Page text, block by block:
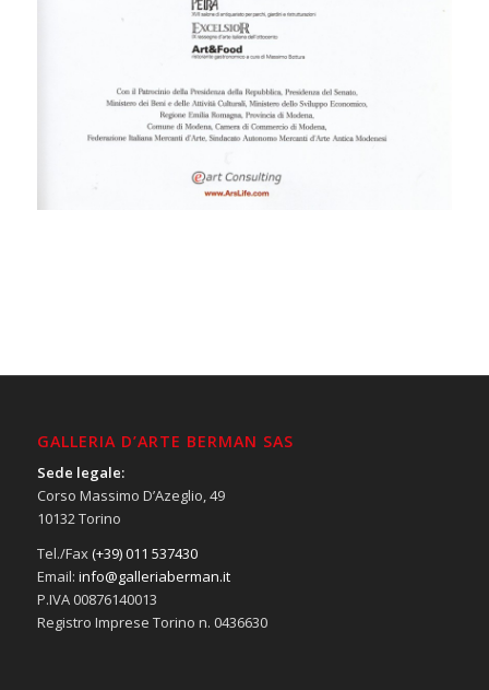
GALLERIA D’ARTE BERMAN SAS
Sede legale:
Corso Massimo D’Azeglio, 49
10132 Torino
Tel./Fax(+39) 011 537430
Email: info@galleriaberman.it
P.IVA 00876140013
Registro Imprese Torino n. 0436630